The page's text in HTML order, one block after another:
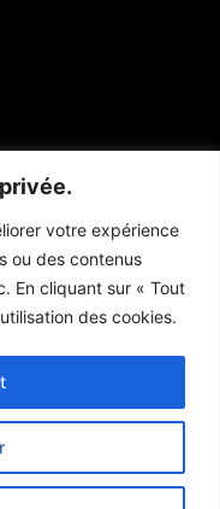
votre expérience
ou des contenus
En cliquant sur « Tout
des cookies.
?